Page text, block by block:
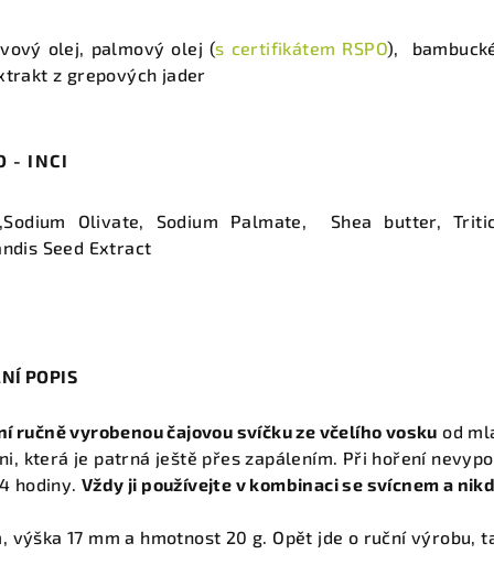
olej, palmový olej (s certifikátem RSPO),
z grepových jader
- INCI
Olivate, Sodium Palmate, Shea butter,
Seed Extract
POPIS
ručně vyrobenou čajovou svíčku ze včelího vosku od
která je patrná ještě přes zapálením. Při hoření
hodiny. Vždy ji používejte v kombinaci se svícnem a
výška 17 mm a hmotnost 20 g. Opět jde o ruční výrobu,